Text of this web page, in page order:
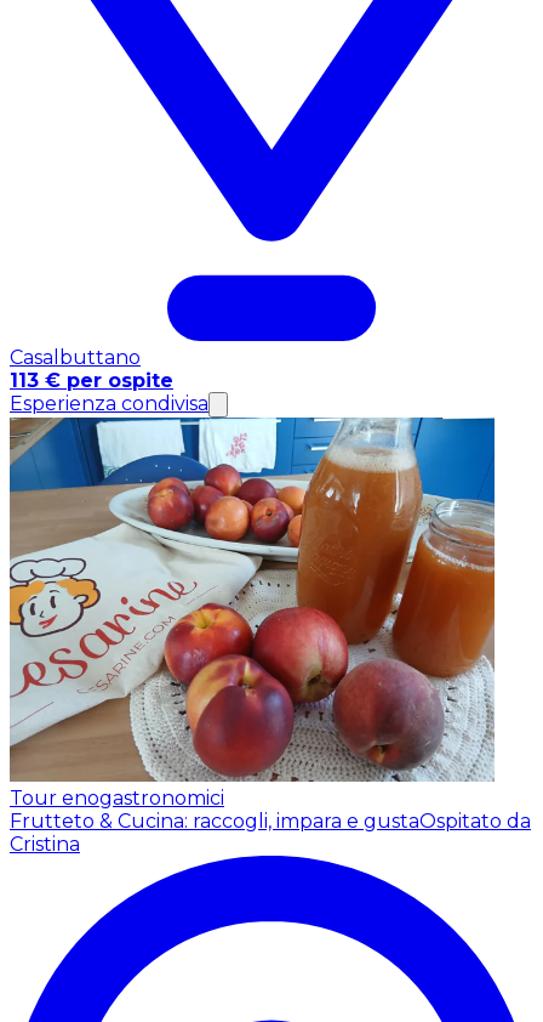
Casalbuttano
113 € per ospite
Esperienza condivisa
Tour enogastronomici
Frutteto & Cucina: raccogli, impara e gustaOspitato da
Cristina